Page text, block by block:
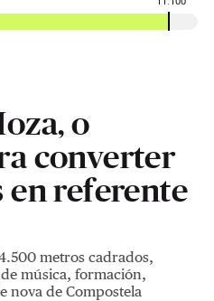
o
converter
en referente
metros cadrados,
música, formación,
nova de Compostela